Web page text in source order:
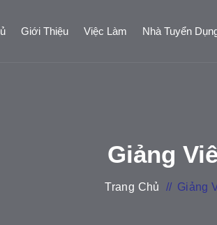
Giới Thiệu Việc Làm Nhà Tuyển
Giảng
Trang Chủ // Giảng